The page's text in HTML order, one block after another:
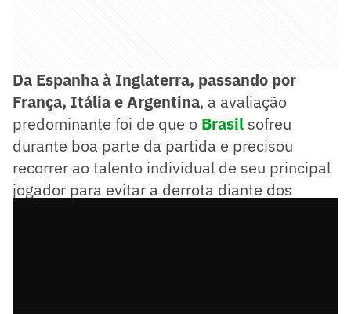
Da Espanha à Inglaterra, passando por
França, Itália e Argentina, a avaliação
predominante foi de que o Brasil sofreu
durante boa parte da partida e precisou
recorrer ao talento individual de seu principal
jogador para evitar a derrota diante dos